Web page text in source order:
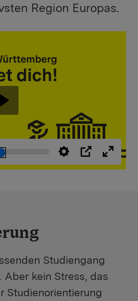
Region Europas.
Einstellungen
PIP
Abspielen
Studiengang
kein Stress, das
Studienorientierung